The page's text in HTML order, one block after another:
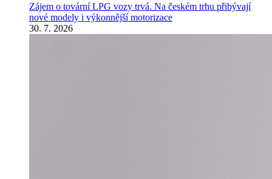
Zájem o tovární LPG vozy trvá. Na českém trhu přibývají
nové modely i výkonnější motorizace
30. 7. 2026